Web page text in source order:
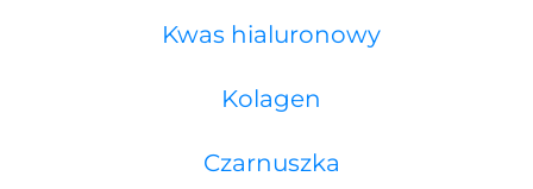
Kwas hialuronowy
Kolagen
Czarnuszka